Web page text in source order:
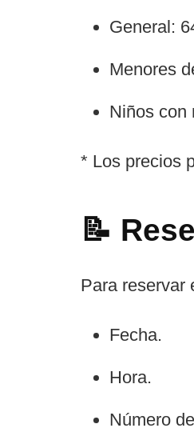
General:
Menores
Niños con
* Los precios
📝
Para reservar
Fecha.
Hora.
Número